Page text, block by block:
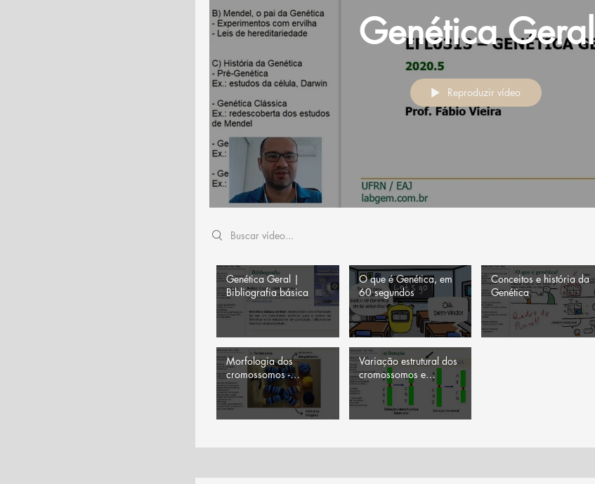
Genética Geral
Reproduzir vídeo
Search videos
Genética Geral |
Bibliografia básica
O que é Genética, em
60 segundos
Conceitos e história da
Genética
Morfologia dos
cromossomos -
telômeros
Variação estrutural dos
cromossomos e
síndromes